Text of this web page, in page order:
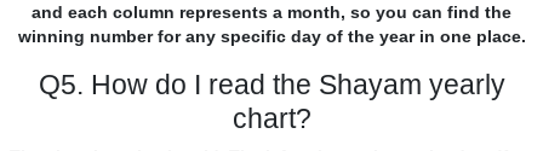
and each column represents a month, so you can find the
winning number for any specific day of the year in one place.
Q5. How do I read the Shayam yearly
chart?